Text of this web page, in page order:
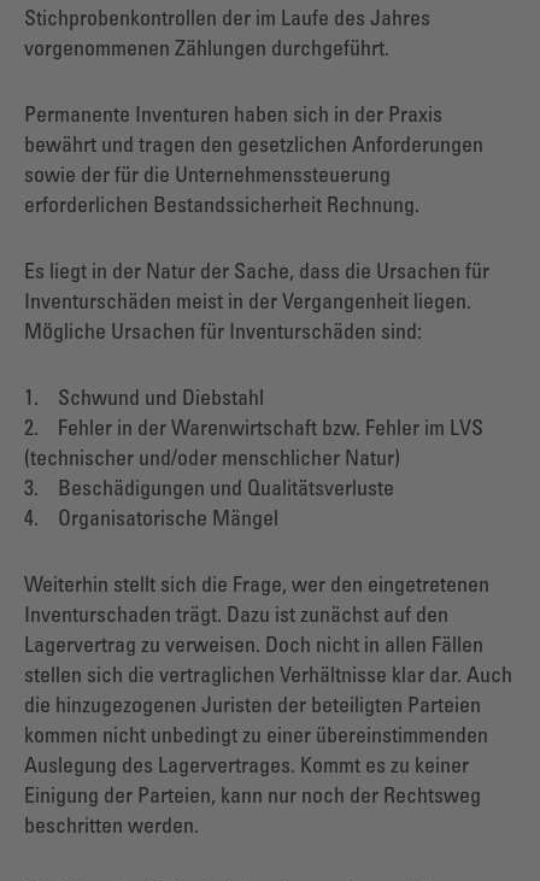
Stichprobenkontrollen der im Laufe des Jahres
vorgenommenen Zählungen durchgeführt.
Permanente Inventuren haben sich in der Praxis
bewährt und tragen den gesetzlichen Anforderungen
sowie der für die Unternehmenssteuerung
erforderlichen Bestandssicherheit Rechnung.
Es liegt in der Natur der Sache, dass die Ursachen für
Inventurschäden meist in der Vergangenheit liegen.
Mögliche Ursachen für Inventurschäden sind:
1. Schwund und Diebstahl
2. Fehler in der Warenwirtschaft bzw. Fehler im LVS
(technischer und/oder menschlicher Natur)
3. Beschädigungen und Qualitätsverluste
4. Organisatorische Mängel
Weiterhin stellt sich die Frage, wer den eingetretenen
Inventurschaden trägt. Dazu ist zunächst auf den
Lagervertrag zu verweisen. Doch nicht in allen Fällen
stellen sich die vertraglichen Verhältnisse klar dar. Auch
die hinzugezogenen Juristen der beteiligten Parteien
kommen nicht unbedingt zu einer übereinstimmenden
Auslegung des Lagervertrages. Kommt es zu keiner
Einigung der Parteien, kann nur noch der Rechtsweg
beschritten werden.